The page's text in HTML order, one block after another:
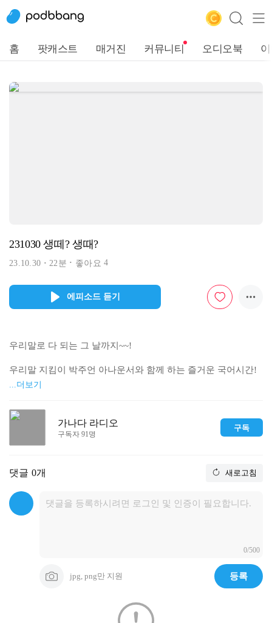
홈 팟캐스트 매거진 커뮤니티 오디오북
231030 생떼? 생때?
23.10.30 22분 좋아요4
에피소드 듣기
우리말로 다 되는 그 날까지~~!
우리말 지킴이 박주언 아나운서와 함께 하는 즐거운 국어시간!
               '불호령'은 본래 '볼호령'에서 나온 말로...
2. 받아쓰기 : '카운셀러'의 순화어는? '카운셀러'의 바른 표기는?
                 생O를 쓰다! 생O같은 내 아들!
                 O에 들어갈 말은 무엇일까요?
3. 마음에 들린다 : 양광모, '가을'
...더보기
가나다 라디오
구독자 91명
구독
댓글 0개 새로고침
0/500
jpg, png만 지원 등록